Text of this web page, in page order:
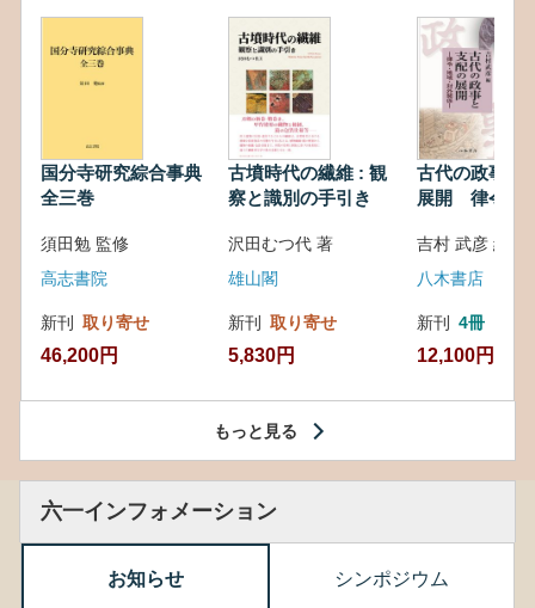
国分寺研究綜合事典
全三巻
須田勉 監修
高志書院
新刊 取り寄せ
46,200円
古墳時代の繊維 : 観
察と識別の手引き
沢田むつ代 著
雄山閣
新刊 取り寄せ
5,830円
古代の政事と
展開 律令・
吉村 武彦 編集
八木書店
新刊 4冊
12,100円
もっと見る
六一インフォメーション
お知らせ シンポジウム